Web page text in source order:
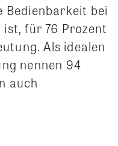
Bedienbarkeit bei
für 76 Prozent
Als idealen
nennen 94
auch